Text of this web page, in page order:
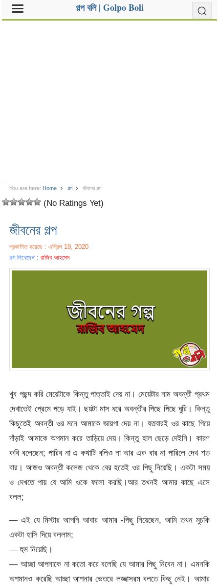
গল্প বলি | Golpo Boli
You are here: Home গল্প জীবনের গল্প
(No Ratings Yet)
জীবনের গল্প
প্রকাশিত হয়েছে : এপ্রিল 19, 2020
গল্প লিখেছেন :রাজিব আহমেদ
খুব পছন্দ করি মেয়েটাকে কিন্তু পাত্তাই দেয় না। মেয়েটার নাম অবন্তী প্রথম
দেখাতেই প্রেমে পড়ে যাই। ছয়টা মাস ধরে অবন্তীর পিছে পিছে ঘুরি। কিন্তু
কিছুতেই অবন্তী ওর মনে আমাকে জায়গা দেয় না। যতবারই ওর কাছে গিয়ে
দাঁড়াই আমাকে অপমান করে তাড়িয়ে দেয়। কিন্তু হাল ছেড়ে দেইনি। কারণ
কবি বলেছেন; পারিব না এ কথাটি বলিও না আর এক বার না পারিলে দেখ শত
বার। আজও অবন্তী কলেজ থেকে বের হতেই ওর পিছু নিয়েছি। একটা সময়
ও দেখতে পায় যে আমি ওকে ফলো করছি।আর তখনই আমার কাছে এসে
বলল;
— এই যে মিস্টার আপনি আবার আমার -পিছু নিয়েছেন, আমি তখন মুচকি
একটা হাসি দিয়ে বললাম;
— হুম নিয়েছি।
— আচ্ছা আপনাকে না কতো করে বলেছি যে আমার পিছু নিবেন না। এমনকি
অপমানও করেছি আচ্ছা আপনার ভেতরে লজ্জাসরম বলতে কিছু নেই। আমার